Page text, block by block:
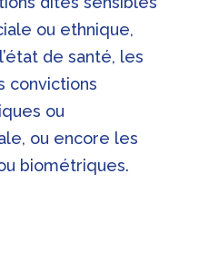
ou ethnique,
de santé, les
convictions
ou
ou encore les
biométriques.